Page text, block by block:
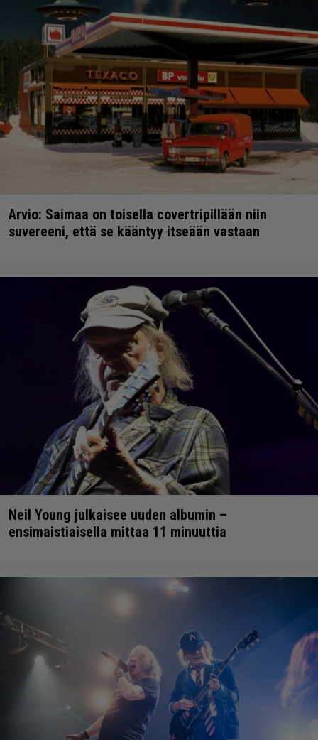
Arvio: Saimaa on toisella covertripillään niin
suvereeni, että se kääntyy itseään vastaan
Neil Young julkaisee uuden albumin –
ensimaistiaisella mittaa 11 minuuttia